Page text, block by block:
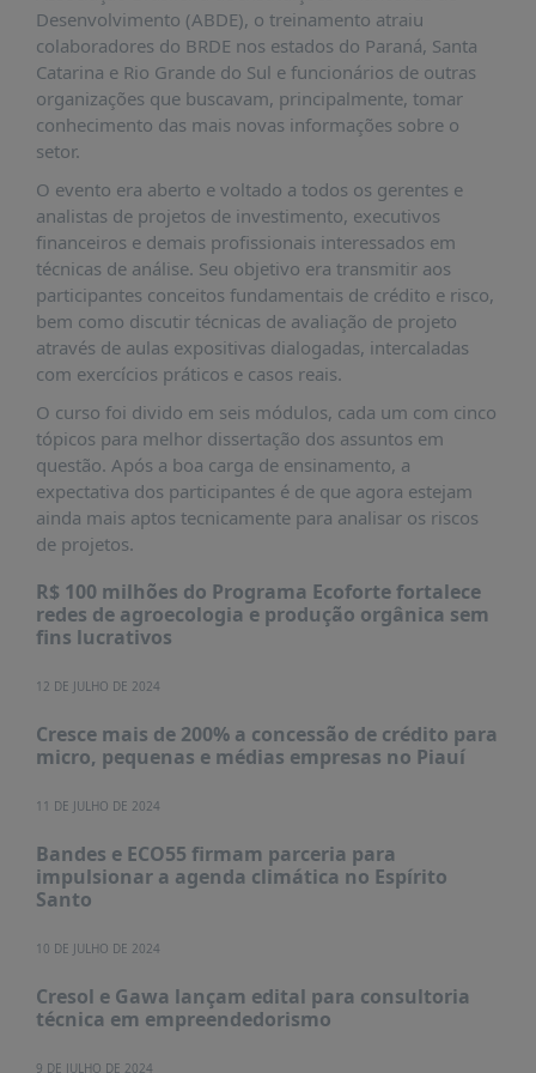
DADOS
FRENTE
PARLAMENTAR
SOBRE
A
FRENTE
MATERIAIS
INFORMAÇÕES
CURSOS
E
INSCRIÇÕES
MATERIAIS
DISPONÍVEIS
PUBLICAÇÕES
REVISTA
RUMOS
ESTUDOS
NOTÍCIAS
ABDE-
PRÊMIO
ABDE
DE
+
Desenvolvimento (ABDE), o treinamento atraiu
colaboradores do BRDE nos estados do Paraná, Santa
Catarina e Rio Grande do Sul e funcionários de outras
organizações que buscavam, principalmente, tomar
conhecimento das mais novas informações sobre o
setor.
O evento era aberto e voltado a todos os gerentes e
analistas de projetos de investimento, executivos
financeiros e demais profissionais interessados em
técnicas de análise. Seu objetivo era transmitir aos
participantes conceitos fundamentais de crédito e risco,
bem como discutir técnicas de avaliação de projeto
através de aulas expositivas dialogadas, intercaladas
com exercícios práticos e casos reais.
O curso foi divido em seis módulos, cada um com cinco
tópicos para melhor dissertação dos assuntos em
questão. Após a boa carga de ensinamento, a
expectativa dos participantes é de que agora estejam
ainda mais aptos tecnicamente para analisar os riscos
de projetos.
R$ 100 milhões do Programa Ecoforte fortalece
redes de agroecologia e produção orgânica sem
fins lucrativos
12 DE JULHO DE 2024
Cresce mais de 200% a concessão de crédito para
micro, pequenas e médias empresas no Piauí
11 DE JULHO DE 2024
Bandes e ECO55 firmam parceria para
impulsionar a agenda climática no Espírito
Santo
10 DE JULHO DE 2024
Cresol e Gawa lançam edital para consultoria
técnica em empreendedorismo
9 DE JULHO DE 2024